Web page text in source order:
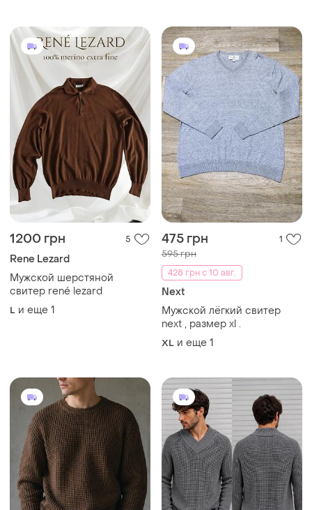
1200 грн 5
Rene Lezard
Мужской шерстяной
свитер rené lezard
L и еще 1
475 грн 1
595 грн
428 грн с 10 авг.
Next
Мужской лёгкий свитер
next , размер xl .
XL и еще 1